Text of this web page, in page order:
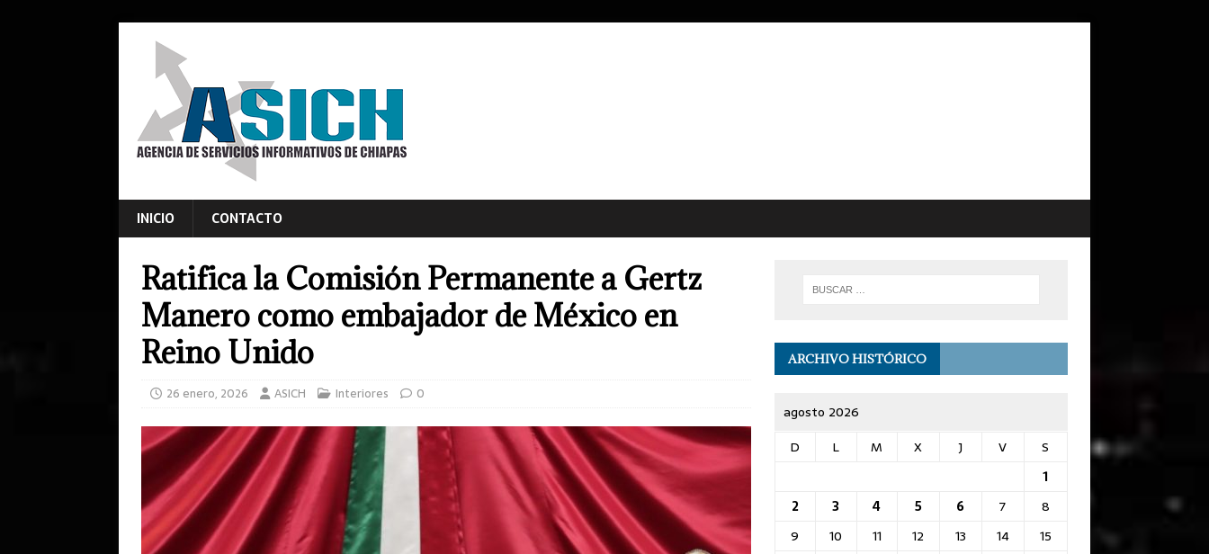
INICIO CONTACTO
Ratifica la Comisión Permanente a Gertz
Manero como embajador de México en
Reino Unido
26 enero, 2026 ASICH Interiores 0
ARCHIVO HISTÓRICO
agosto 2026
D
L M X J V
S
1
2
3 4 5 6 7
8
9
10 11 12 13 14
15